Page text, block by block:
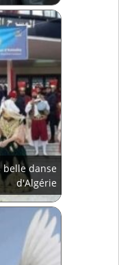
belle danse
d'Algérie